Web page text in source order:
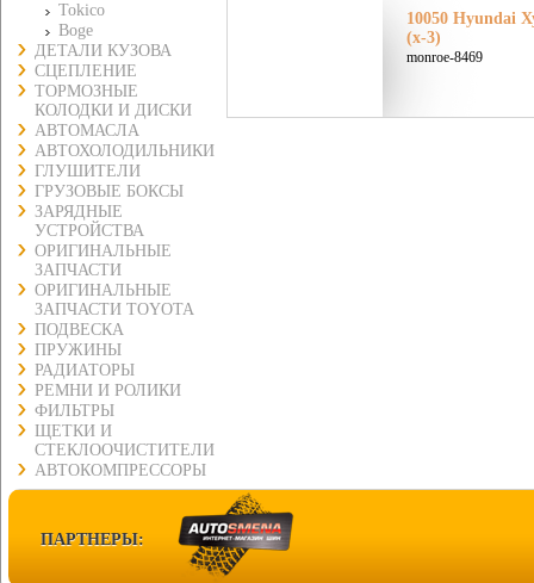
Tokico
Boge
ДЕТАЛИ КУЗОВА
СЦЕПЛЕНИЕ
ТОРМОЗНЫЕ
КОЛОДКИ И ДИСКИ
АВТОМАСЛА
АВТОХОЛОДИЛЬНИКИ
ГЛУШИТЕЛИ
ГРУЗОВЫЕ БОКСЫ
ЗАРЯДНЫЕ
УСТРОЙСТВА
ОРИГИНАЛЬНЫЕ
ЗАПЧАСТИ
ОРИГИНАЛЬНЫЕ
ЗАПЧАСТИ TOYOTA
ПОДВЕСКА
ПРУЖИНЫ
РАДИАТОРЫ
РЕМНИ И РОЛИКИ
ФИЛЬТРЫ
ЩЕТКИ И
СТЕКЛООЧИСТИТЕЛИ
АВТОКОМПРЕССОРЫ
10050 Hyundai
(x-3)
monroe-8469
ПАРТНЕРЫ: